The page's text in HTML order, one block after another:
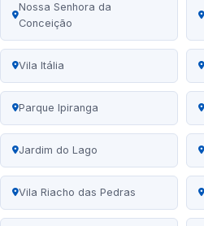
Nossa Senhora da
Conceição
Vila Itália
Parque Ipiranga
Jardim do Lago
Vila Riacho das Pedras